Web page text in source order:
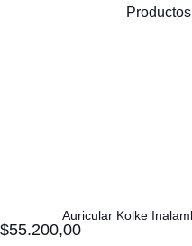
Auricular Kolke
$55.200,00